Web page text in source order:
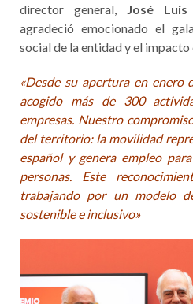
director general, José
agradeció emocionado el
social de la entidad y el
«Desde su apertura en
acogido más de 300
empresas. Nuestro
del territorio: la movilidad
español y genera empleo
personas. Este
trabajando por un modelo
sostenible e inclusivo»